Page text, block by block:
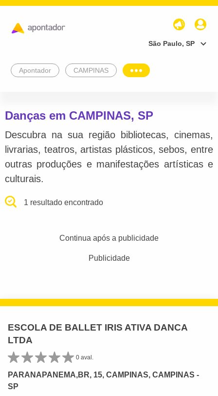
São Paulo, SP
Apontador CAMPINAS
Danças em CAMPINAS, SP
Descubra na sua região bibliotecas, cinemas,
livrarias, teatros, artistas plásticos, sebos, entre
outras produções e manifestações artísticas e
culturais.
1 resultado encontrado
Continua após a publicidade
Publicidade
ESCOLA DE BALLET IRIS ATIVA DANCA
LTDA
0 aval.
PARANAPANEMA,BR, 15, CAMPINAS, CAMPINAS -
SP